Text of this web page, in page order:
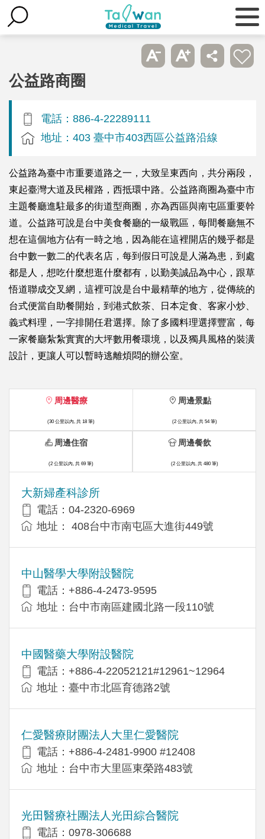
公益路商圈
電話：886-4-22289111
地址：403 臺中市403西區公益路沿線
公益路為臺中市重要道路之一，大致呈東西向，共分兩段，
東起臺灣大道及民權路，西抵環中路。公益路商圈為臺中市
主題餐廳進駐最多的街道型商圈，亦為西區與南屯區重要幹
道。公益路可說是台中美食餐廳的一級戰區，每間餐廳無不
想在這個地方佔有一時之地，因為能在這裡開店的幾乎都是
台中數一數二的代表名店，每到假日可說是人滿為患，到處
都是人，想吃什麼想逛什麼都有，以勤美誠品為中心，跟草
悟道聯成交叉網，這裡可說是台中最精華的地方，從傳統的
台式便當自助餐開始，到港式飲茶、日本定食、客家小炒、
義式料理，一字排開任君選擇。除了多國料理選擇豐富，每
一家餐廳紮紮實實的大坪數用餐環境，以及獨具風格的裝潢
設計，更讓人可以暫時逃離煩悶的辦公室。
周邊醫療
(30 公里以內, 共 18 筆)
大新婦產科診所
電話：04-2320-6969
地址： 408台中市南屯區大進街449號
中山醫學大學附設醫院
電話：+886-4-2473-9595
地址：台中市南區建國北路一段110號
中國醫藥大學附設醫院
電話：+886-4-22052121#12961~12964
地址：臺中市北區育德路2號
仁愛醫療財團法人大里仁愛醫院
電話：+886-4-2481-9900 #12408
地址：台中市大里區東榮路483號
光田醫療社團法人光田綜合醫院
電話：0978-306688
周邊景點
(2 公里以內, 共 54 筆)
周邊住宿
(2 公里以內, 共 69 筆)
周邊餐飲
(2 公里以內, 共 480 筆)